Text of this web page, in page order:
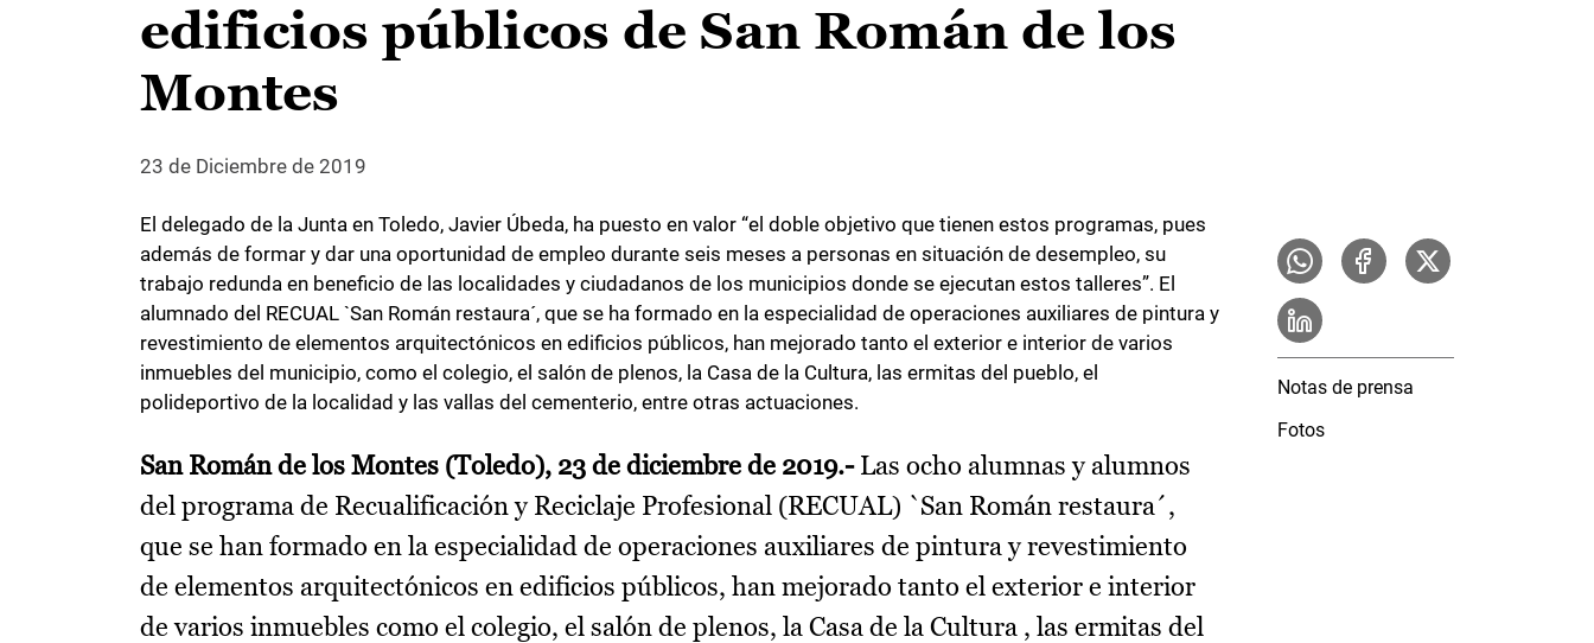
edificios públicos de San Román de los
Montes
23 de Diciembre de 2019
El delegado de la Junta en Toledo, Javier Úbeda, ha puesto en valor “el doble objetivo que tienen estos programas, pues
además de formar y dar una oportunidad de empleo durante seis meses a personas en situación de desempleo, su
trabajo redunda en beneficio de las localidades y ciudadanos de los municipios donde se ejecutan estos talleres”. El
alumnado del RECUAL `San Román restaura´, que se ha formado en la especialidad de operaciones auxiliares de pintura y
revestimiento de elementos arquitectónicos en edificios públicos, han mejorado tanto el exterior e interior de varios
inmuebles del municipio, como el colegio, el salón de plenos, la Casa de la Cultura, las ermitas del pueblo, el
polideportivo de la localidad y las vallas del cementerio, entre otras actuaciones.
San Román de los Montes (Toledo), 23 de diciembre de 2019.- Las ocho alumnas y alumnos
del programa de Recualificación y Reciclaje Profesional (RECUAL) `San Román restaura´,
que se han formado en la especialidad de operaciones auxiliares de pintura y revestimiento
de elementos arquitectónicos en edificios públicos, han mejorado tanto el exterior e interior
de varios inmuebles como el colegio, el salón de plenos, la Casa de la Cultura , las ermitas del
Notas de prensa
Fotos